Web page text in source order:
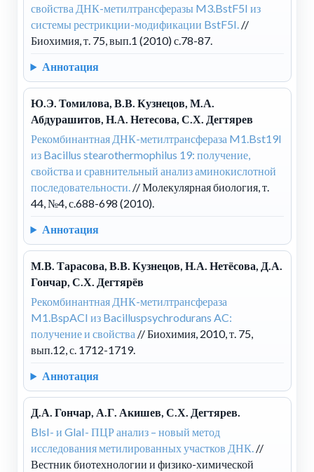
свойства ДНК-метилтрансферазы M3.BstF5I из
системы рестрикции-модификации BstF5I. //
Биохимия, т. 75, вып.1 (2010) с.78-87.
Аннотация
Ю.Э. Томилова, В.В. Кузнецов, М.А.
Абдурашитов, Н.А. Нетесова, С.Х. Дегтярев
Рекомбинантная ДНК-метилтрансфераза M1.Bst19I
из Bacillus stearothermophilus 19: получение,
свойства и сравнительный анализ аминокислотной
последовательности. // Молекулярная биология, т.
44, №4, с.688-698 (2010).
Аннотация
М.В. Тарасова, В.В. Кузнецов, Н.А. Нетёсова, Д.А.
Гончар, С.Х. Дегтярёв
Рекомбинантная ДНК-метилтрансфераза
M1.BspACI из Bacilluspsychrodurans AC:
получение и свойства // Биохимия, 2010, т. 75,
вып.12, с. 1712-1719.
Аннотация
Д.А. Гончар, А.Г. Акишев, С.Х. Дегтярев.
BlsI- и GlaI- ПЦР анализ – новый метод
исследования метилированных участков ДНК. //
Вестник биотехнологии и физико-химической